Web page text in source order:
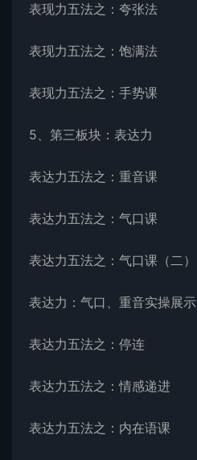
表现力五法之：夸张法
表现力五法之：饱满法
表现力五法之：手势课
5、第三板块：表达力
表达力五法之：重音课
表达力五法之：气口课
表达力五法之：气口课（二）
表达力：气口、重音实操展示
表达力五法之：停连
表达力五法之：情感递进
表达力五法之：内在语课